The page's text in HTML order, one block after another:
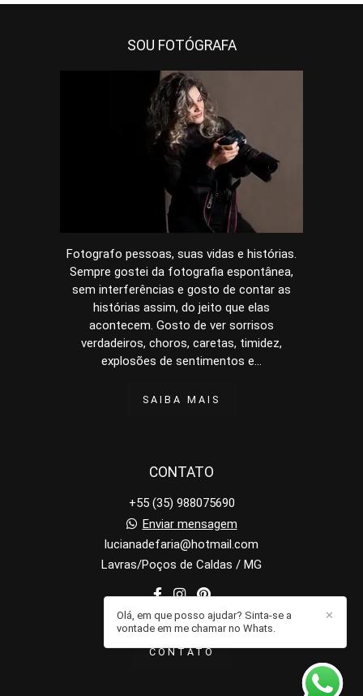
SOU FOTÓGRAFA
Fotografo pessoas, suas vidas e histórias.
Sempre gostei da fotografia espontânea,
sem interferências e gosto de contar as
histórias assim, do jeito que elas
acontecem. Gosto de ver sorrisos
verdadeiros, choros, caretas, timidez,
explosões de sentimentos e...
SAIBA MAIS
CONTATO
+55 (35) 988075690
Enviar mensagem
lucianadefaria@hotmail.com
Lavras/Poços de Caldas / MG
CONTATO
✕
Olá, em que posso ajudar? Sinta-se a
vontade em me chamar no Whats.